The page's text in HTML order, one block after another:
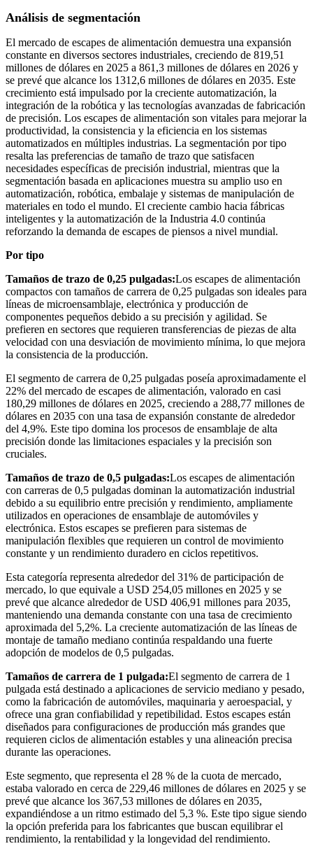
Análisis de segmentación
El mercado de escapes de alimentación demuestra una expansión
constante en diversos sectores industriales, creciendo de 819,51
millones de dólares en 2025 a 861,3 millones de dólares en 2026 y
se prevé que alcance los 1312,6 millones de dólares en 2035. Este
crecimiento está impulsado por la creciente automatización, la
integración de la robótica y las tecnologías avanzadas de fabricación
de precisión. Los escapes de alimentación son vitales para mejorar la
productividad, la consistencia y la eficiencia en los sistemas
automatizados en múltiples industrias. La segmentación por tipo
resalta las preferencias de tamaño de trazo que satisfacen
necesidades específicas de precisión industrial, mientras que la
segmentación basada en aplicaciones muestra su amplio uso en
automatización, robótica, embalaje y sistemas de manipulación de
materiales en todo el mundo. El creciente cambio hacia fábricas
inteligentes y la automatización de la Industria 4.0 continúa
reforzando la demanda de escapes de piensos a nivel mundial.
Por tipo
Tamaños de trazo de 0,25 pulgadas:Los escapes de alimentación
compactos con tamaños de carrera de 0,25 pulgadas son ideales para
líneas de microensamblaje, electrónica y producción de
componentes pequeños debido a su precisión y agilidad. Se
prefieren en sectores que requieren transferencias de piezas de alta
velocidad con una desviación de movimiento mínima, lo que mejora
la consistencia de la producción.
El segmento de carrera de 0,25 pulgadas poseía aproximadamente el
22% del mercado de escapes de alimentación, valorado en casi
180,29 millones de dólares en 2025, creciendo a 288,77 millones de
dólares en 2035 con una tasa de expansión constante de alrededor
del 4,9%. Este tipo domina los procesos de ensamblaje de alta
precisión donde las limitaciones espaciales y la precisión son
cruciales.
Tamaños de trazo de 0,5 pulgadas:Los escapes de alimentación
con carreras de 0,5 pulgadas dominan la automatización industrial
debido a su equilibrio entre precisión y rendimiento, ampliamente
utilizados en operaciones de ensamblaje de automóviles y
electrónica. Estos escapes se prefieren para sistemas de
manipulación flexibles que requieren un control de movimiento
constante y un rendimiento duradero en ciclos repetitivos.
Esta categoría representa alrededor del 31% de participación de
mercado, lo que equivale a USD 254,05 millones en 2025 y se
prevé que alcance alrededor de USD 406,91 millones para 2035,
manteniendo una demanda constante con una tasa de crecimiento
aproximada del 5,2%. La creciente automatización de las líneas de
montaje de tamaño mediano continúa respaldando una fuerte
adopción de modelos de 0,5 pulgadas.
Tamaños de carrera de 1 pulgada:El segmento de carrera de 1
pulgada está destinado a aplicaciones de servicio mediano y pesado,
como la fabricación de automóviles, maquinaria y aeroespacial, y
ofrece una gran confiabilidad y repetibilidad. Estos escapes están
diseñados para configuraciones de producción más grandes que
requieren ciclos de alimentación estables y una alineación precisa
durante las operaciones.
Este segmento, que representa el 28 % de la cuota de mercado,
estaba valorado en cerca de 229,46 millones de dólares en 2025 y se
prevé que alcance los 367,53 millones de dólares en 2035,
expandiéndose a un ritmo estimado del 5,3 %. Este tipo sigue siendo
la opción preferida para los fabricantes que buscan equilibrar el
rendimiento, la rentabilidad y la longevidad del rendimiento.